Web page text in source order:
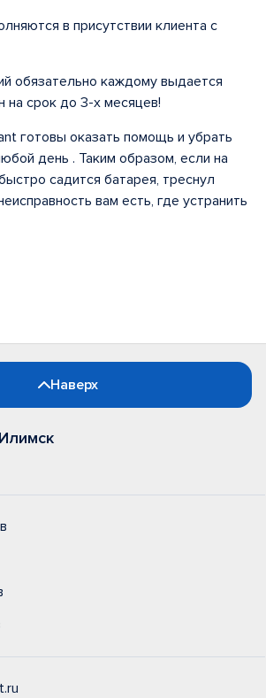
в присутствии клиента с
обязательно каждому выдается
на срок до 3-х месяцев!
готовы оказать помощь и убрать
день . Таким образом, если на
садится батарея, треснул
вам есть, где устранить
Наверх